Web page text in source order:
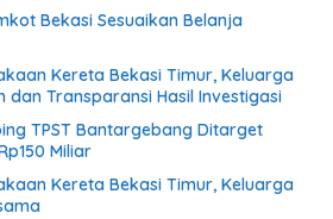
Bekasi Sesuaikan Belanja
Kereta Bekasi Timur, Keluarga
dan Transparansi Hasil Investigasi
TPST Bantargebang Ditarget
Miliar
Kereta Bekasi Timur, Keluarga